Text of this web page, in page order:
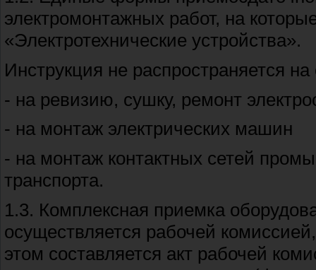
электромонтажных работ, на
«Электротехнические устройства».
Инструкция не распространяется
- на ревизию, сушку, ремонт
- на монтаж электрических машин
- на монтаж контактных сетей
транспорта.
1.3. Комплексная приемка
осуществляется рабочей
этом составляется акт рабочей